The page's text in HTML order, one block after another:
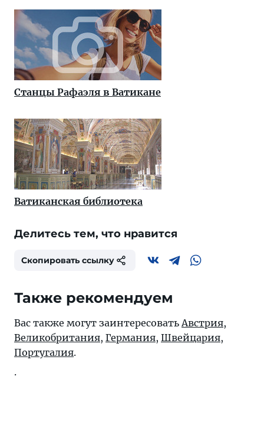
Станцы Рафаэля в Ватикане
Ватиканская библиотека
Делитесь тем, что нравится
Скопировать ссылку
Также рекомендуем
Вас также могут заинтересоватьАвстрия,
Великобритания, Германия, Швейцария,
Португалия.
.